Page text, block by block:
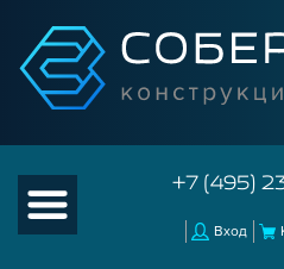
+7 (495)
Вход